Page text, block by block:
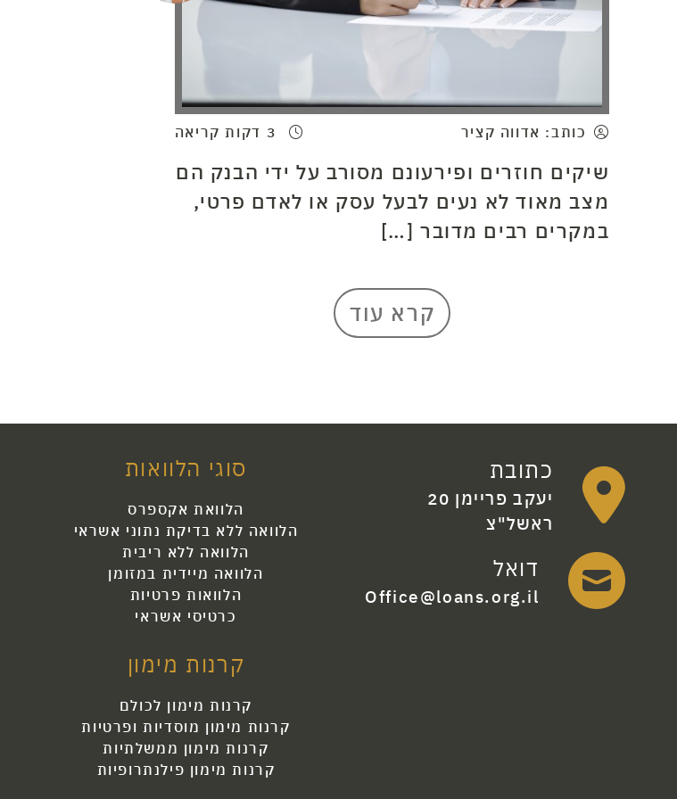
כותב: אדווה קציר
שיקים חוזרים ופירעונם מסורב על ידי הבנק הם
מצב מאוד לא נעים לבעל עסק או לאדם פרטי,
במקרים רבים מדובר […]
קרא עוד
כתובת
יעקב פריימן 20
ראשל"צ
דואל
Office@loans.org.il
סוגי הלוואות
הלוואת אקספרס
הלוואה ללא בדיקת נתוני אשראי
הלוואה ללא ריבית
הלוואה מיידית במזומן
הלוואות פרטיות
כרטיסי אשראי
קרנות מימון
קרנות מימון לכולם
קרנות מימון מוסדיות ופרטיות
קרנות מימון ממשלתיות
קרנות מימון פילנתרופיות